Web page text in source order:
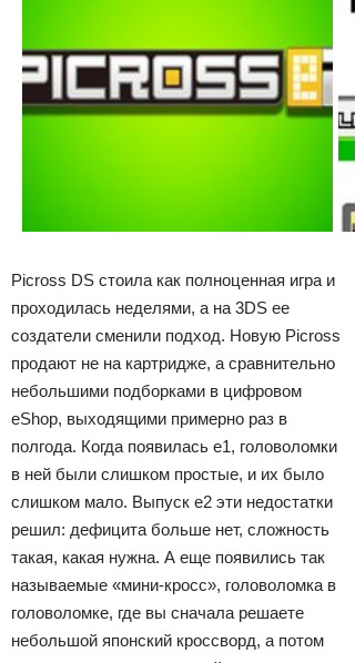
Picross DS стоила как полноценная игра и
проходилась неделями, а на 3DS ее
создатели сменили подход. Новую Picross
продают не на картридже, а сравнительно
небольшими подборками в цифровом
eShop, выходящими примерно раз в
полгода. Когда появилась e1, головоломки
в ней были слишком простые, и их было
слишком мало. Выпуск e2 эти недостатки
решил: дефицита больше нет, сложность
такая, какая нужна. А еще появились так
называемые «мини-кросс», головоломка в
головоломке, где вы сначала решаете
небольшой японский кроссворд, а потом